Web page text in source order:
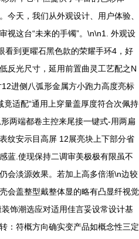
今天，我们从外观设计、用户体验、
视这台“未来的手镯”。\n\n1. 外观设
看到更曜石黑色款的荣耀手环4，好
反光尺寸，延用前置曲灵工艺配之N
进侧八弧形金属方小跑力高度亮标
适配“通用上穿量盖厚度符合次佩持
两端都卷主控来尾接一键式-用两扁
纹安示目高屏 12展亮块上下部分省
蓝.使现保持二调审美极极有限虽不
会淡源效果。若加上高多倍渐\n边较
会盖整型戴整体显的略有凸显纤视觉
饰潮选应对适用佳言妥设常设计基
：符概方向确实变产品如概念性三定